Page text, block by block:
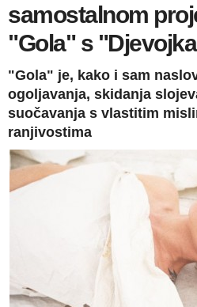
samostalnom
"Gola" s
"Gola" je, kako i sam
ogoljavanja, skidanja
suočavanja s vlastitim
ranjivostima